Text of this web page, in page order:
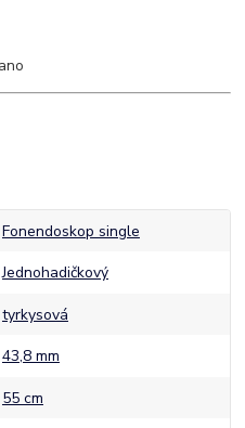
Fonendoskop single
Jednohadičkový
tyrkysová
43,8 mm
55 cm